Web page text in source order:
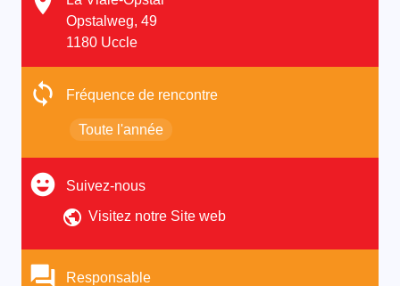
Opstalweg, 49
1180 Uccle
Fréquence de rencontre
Toute l'année
Suivez-nous
Visitez notre Site web
Responsable